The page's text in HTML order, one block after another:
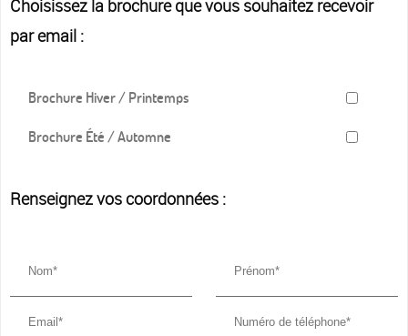
Choisissez la brochure que vous souhaitez recevoir
par email :
Brochure Hiver / Printemps
Brochure Été / Automne
Renseignez vos coordonnées :